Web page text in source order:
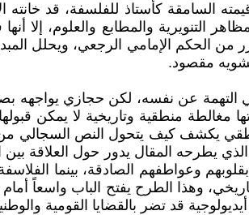
كأستاذ للفلسفة، قد خانته
التنويرية والمطابع والعلوم، إلا
من الحكم الإمامي الرجعي، ويحلل
مقصود.
التهمة عن نفسه، لكن حجازي يواجهه
مغالطة منطقية وتاريخية لا يمكن
يكشف كيف يتحول النص
الذي يطرحه المقال يدور حول
وعواطفهم الصادقة، بينما
وهذا الطرح يفتح الباب واسعاً أمام
قد تضر بالقضايا القومية